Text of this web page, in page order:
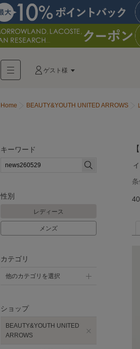
ゲスト様
Home BEAUTY&YOUTH UNITED ARROWS
条
40
キーワード
性別
レディース
メンズ
カテゴリ
他のカテゴリを選択
ショップ
BEAUTY&YOUTH UNITED
ARROWS